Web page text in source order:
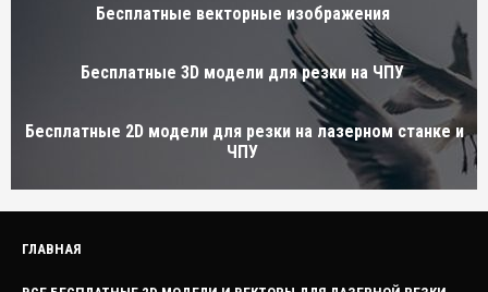
Бесплатные векторные изображения
Бесплатные 3D модели для резки на ЧПУ
Бесплатные 2D модели для резки на лазерном станке и
ЧПУ
ГЛАВНАЯ